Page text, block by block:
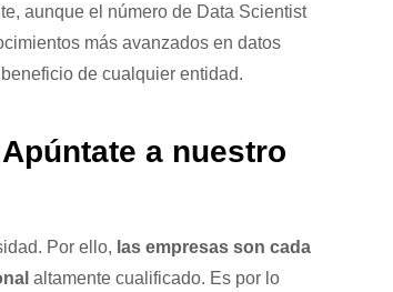
aunque el número de Data Scientist
más avanzados en datos
de cualquier entidad.
a nuestro
Por ello, las empresas son cada
altamente cualificado. Es por lo